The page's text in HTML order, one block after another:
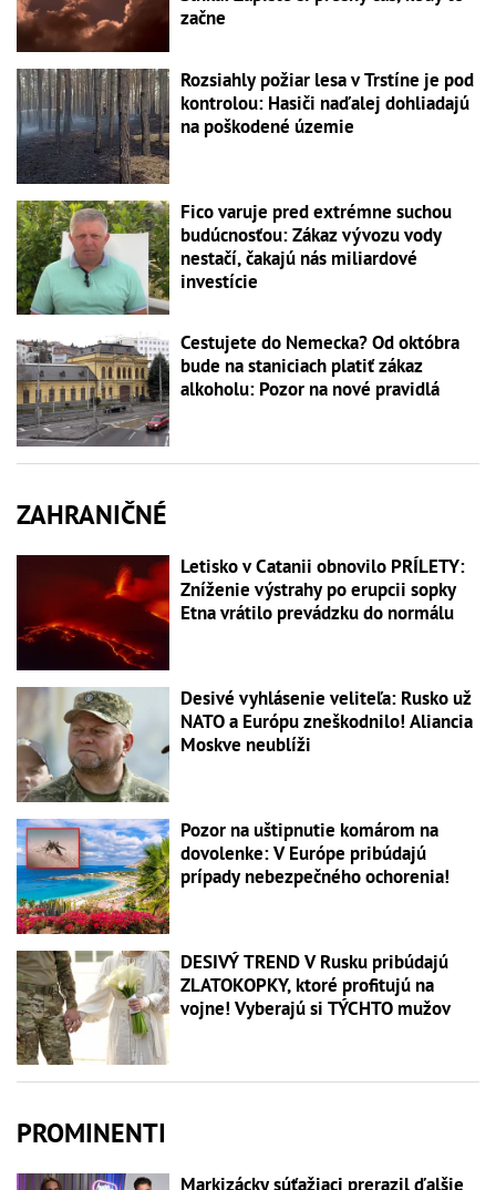
začne
Rozsiahly požiar lesa v Trstíne je pod
kontrolou: Hasiči naďalej dohliadajú
na poškodené územie
Fico varuje pred extrémne suchou
budúcnosťou: Zákaz vývozu vody
nestačí, čakajú nás miliardové
investície
Cestujete do Nemecka? Od októbra
bude na staniciach platiť zákaz
alkoholu: Pozor na nové pravidlá
ZAHRANIČNÉ
Letisko v Catanii obnovilo PRÍLETY:
Zníženie výstrahy po erupcii sopky
Etna vrátilo prevádzku do normálu
Desivé vyhlásenie veliteľa: Rusko už
NATO a Európu zneškodnilo! Aliancia
Moskve neublíži
Pozor na uštipnutie komárom na
dovolenke: V Európe pribúdajú
prípady nebezpečného ochorenia!
DESIVÝ TREND V Rusku pribúdajú
ZLATOKOPKY, ktoré profitujú na
vojne! Vyberajú si TÝCHTO mužov
PROMINENTI
Markizácky súťažiaci prerazil ďalšie